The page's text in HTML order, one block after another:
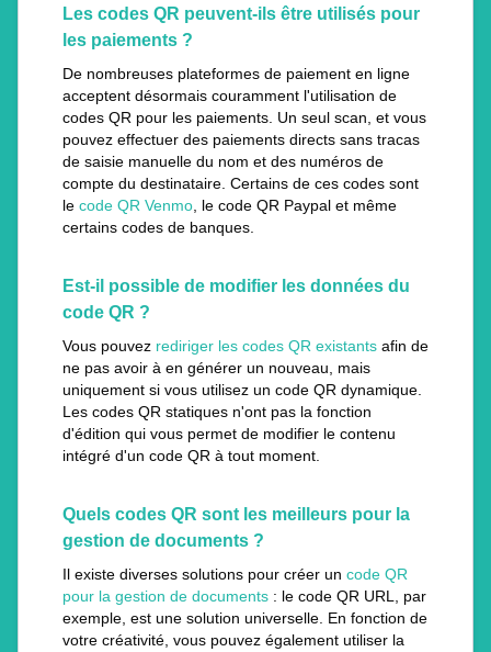
Les codes QR peuvent-ils être utilisés pour
les paiements ?
De nombreuses plateformes de paiement en ligne
acceptent désormais couramment l'utilisation de
codes QR pour les paiements. Un seul scan, et vous
pouvez effectuer des paiements directs sans tracas
de saisie manuelle du nom et des numéros de
compte du destinataire. Certains de ces codes sont
le code QR Venmo , le code QR Paypal et même
certains codes de banques.
Est-il possible de modifier les données du
code QR ?
Vous pouvez rediriger les codes QR existants afin de
ne pas avoir à en générer un nouveau, mais
uniquement si vous utilisez un code QR dynamique.
Les codes QR statiques n'ont pas la fonction
d'édition qui vous permet de modifier le contenu
intégré d'un code QR à tout moment.
Quels codes QR sont les meilleurs pour la
gestion de documents ?
Il existe diverses solutions pour créer un code QR
pour la gestion de documents : le code QR URL, par
exemple, est une solution universelle. En fonction de
votre créativité, vous pouvez également utiliser la